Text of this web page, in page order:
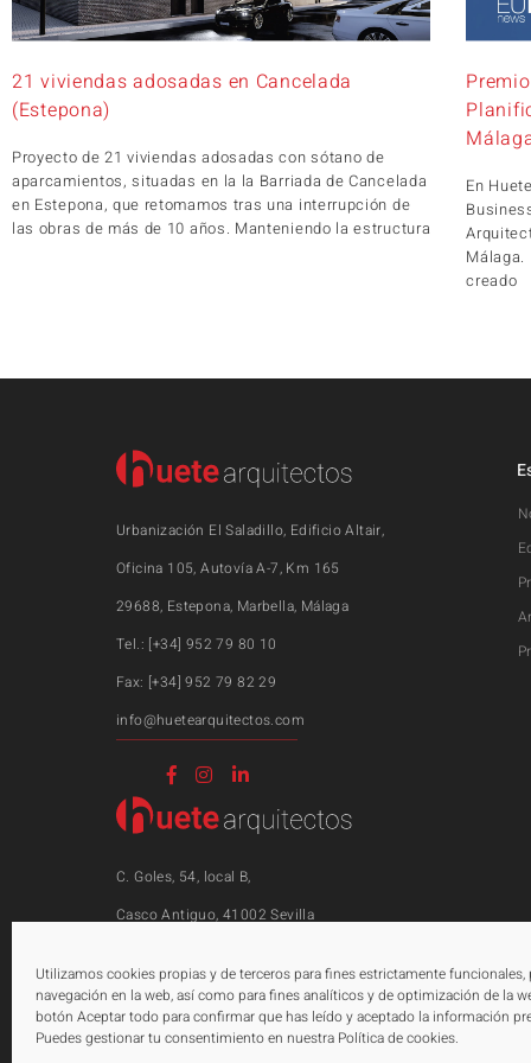
Utilizamos cookies propias y de terceros para fines estrictamente
navegación en la web, así como para fines analíticos y de optimización de la
botón Aceptar todo para confirmar que has leído y aceptado la información
Puedes gestionar tu consentimiento en nuestra Política de cookies.
21 viviendas adosadas en Cancelada
(Estepona)
Proyecto de 21 viviendas adosadas con sótano de
aparcamientos, situadas en la la Barriada de Cancelada
en Estepona, que retomamos tras una interrupción de
las obras de más de 10 años. Manteniendo la estructura
En
Málaga.
creado
Urbanización El Saladillo, Edificio Altair,
Oficina 105, Autovía A-7, Km 165
29688, Estepona, Marbella, Málaga
Tel.: [+34] 952 79 80 10
Fax: [+34] 952 79 82 29
info@huetearquitectos.com
C. Goles, 54, local B,
Casco Antiguo, 41002 Sevilla
info@huetearquitectos.com